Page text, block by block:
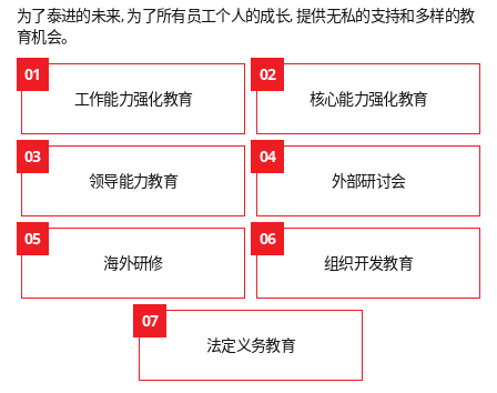
为了泰进的未来, 为了所有员工个人的成长, 提供无私的支持和多样的教
育机会。
01
工作能力强化教育
02
核心能力强化教育
03
领导能力教育
04
外部研讨会
05
海外研修
06
组织开发教育
07
法定义务教育